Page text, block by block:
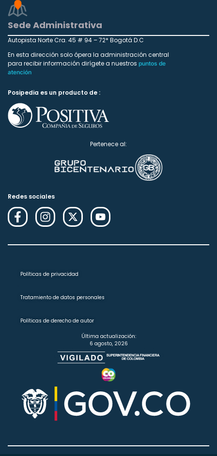
Sede Administrativa
Autopista Norte Cra. 45 # 94 – 72* Bogotá D.C
En esta dirección solo ópera la administración central
para recibir información dirígete a nuestros puntos de
atención
Posipedia es un producto de :
Pertenece al:
Redes sociales
Políticas de privacidad
Tratamiento de datos personales
Políticas de derecho de autor
Última actualización:
6 agosto, 2026